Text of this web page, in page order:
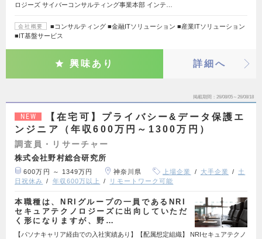
ロジーズ サイバーコンサルティング事業本部 インテ…
会社概要
■コンサルティング ■金融ITソリューション ■産業ITソリューション
■IT基盤サービス
興味あり 詳細へ
掲載期間 26/08/05～26/08/18
NEW
【在宅可】プライバシー&データ保護エ
ンジニア（年収600万円～1300万円）
調査員・リサーチャー
株式会社野村総合研究所
600万円 ～ 1349万円 神奈川県 上場企業 大手企業
土
日祝休み
年収600万以上 リモートワーク可能
本職種は、NRIグループの一員であるNRI
セキュアテクノロジーズに出向していただ
く形になりますが、野…
【パソナキャリア経由での入社実績あり】【配属想定組織】 NRIセキュアテクノ